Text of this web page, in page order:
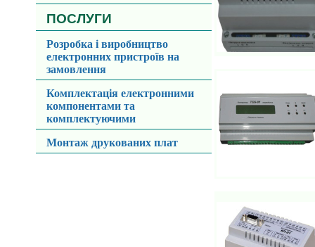
ПОСЛУГИ
Розробка і виробництво
електронних пристроїв на
замовлення
Комплектація електронними
компонентами та
комплектуючими
Монтаж друкованих плат